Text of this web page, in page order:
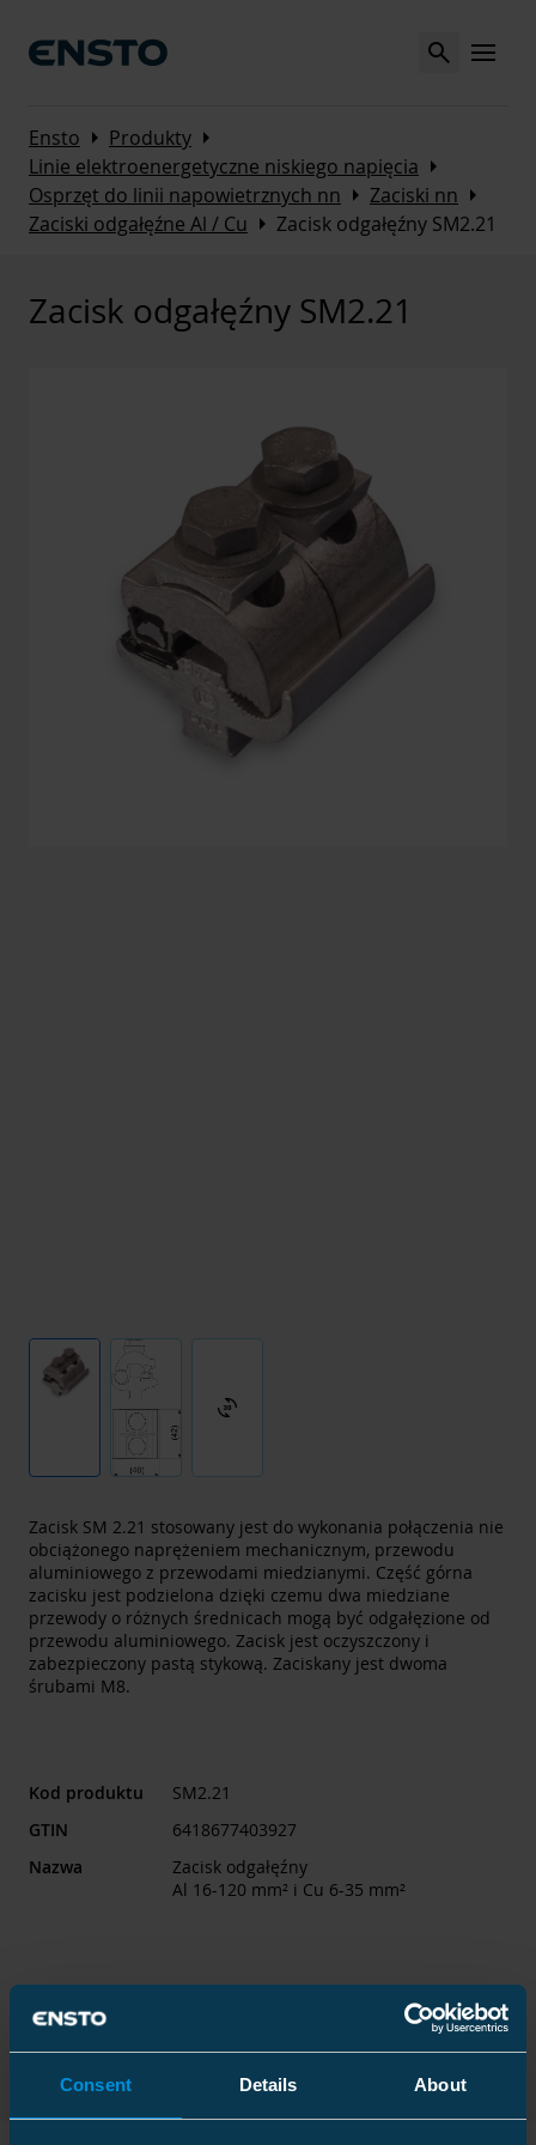
Consent Details About
Search MENU
Ensto Arrow_right Produkty Arrow_right
Linie elektroenergetyczne niskiego napięcia Arrow_right
Osprzęt do linii napowietrznych nn Arrow_right Zaciski nn Arrow_right
Zaciski odgałęźne Al / Cu Arrow_right Zacisk odgałęźny SM2.21
Zacisk odgałęźny SM2.21
3d_rotation
Zacisk SM 2.21 stosowany jest do wykonania połączenia nie
obciążonego naprężeniem mechanicznym, przewodu
aluminiowego z przewodami miedzianymi. Część górna
zacisku jest podzielona dzięki czemu dwa miedziane
przewody o różnych średnicach mogą być odgałęzione od
przewodu aluminiowego. Zacisk jest oczyszczony i
zabezpieczony pastą stykową. Zaciskany jest dwoma
śrubami M8.
Kod produktu
SM2.21
GTIN
6418677403927
Nazwa
Zacisk odgałęźny
Al 16-120 mm² i Cu 6-35 mm²
Pobierz kartę produktu
Skontaktuj się ze działem sprzedaży